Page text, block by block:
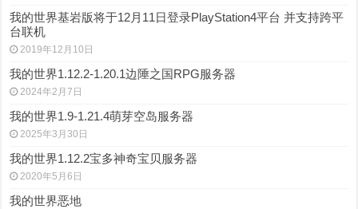
我的世界基岩版将于12月11日登录PlayStation4平台 并支持跨平
台联机
2019年12月10日
我的世界1.12.2-1.20.1边陲之国RPG服务器
2024年2月7日
我的世界1.9-1.21.4萌芽空岛服务器
2025年3月30日
我的世界1.12.2宝多神奇宝贝服务器
2020年5月6日
我的世界恶地